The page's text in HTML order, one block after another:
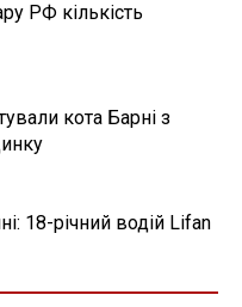
РФ кількість
кота Барні з
18-річний водій Lifan